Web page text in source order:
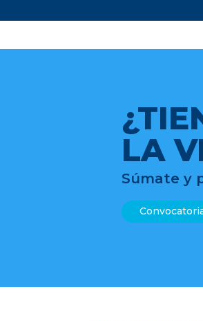
LA
Súmate y